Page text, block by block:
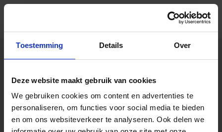
Toestemming Details Over
Deze website maakt gebruik van cookies
We gebruiken cookies om content en advertenties te
personaliseren, om functies voor social media te bieden
en om ons websiteverkeer te analyseren. Ook delen we
Skip to Main Content
NIEUW: BANKEN
Nieuw: banken
controleren de
naam van de